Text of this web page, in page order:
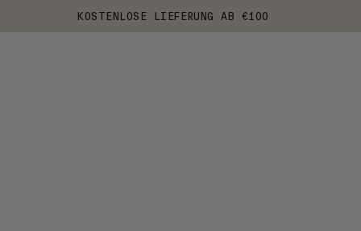
KOSTENLOSE LIEFERUNG AB €100